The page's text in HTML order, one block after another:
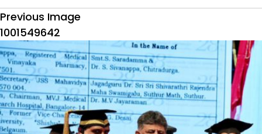
Previous Image
1001549642